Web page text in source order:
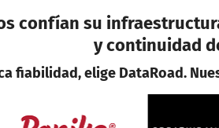
confían su
y continuidad
fiabilidad, elige DataRoad.